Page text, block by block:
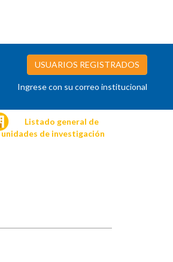
USUARIOS REGISTRADOS
Ingrese con su correo institucional
Listado general de
unidades de investigación